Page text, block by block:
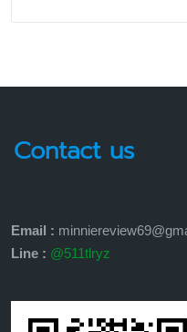
Contact us
Email :
Line : @511tlryz